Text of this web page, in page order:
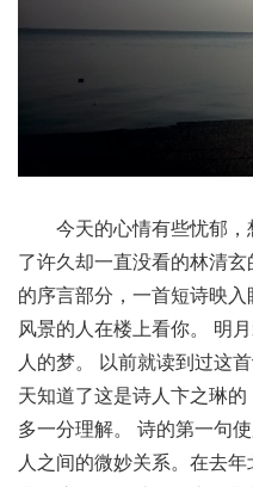
今天的心情有些忧郁
了许久却一直没看的林清
的序言部分，一首短诗映
风景的人在楼上看你。 明
人的梦。 以前就读到过这
天知道了这是诗人卞之琳
多一分理解。 诗的第一句
人之间的微妙关系。在去